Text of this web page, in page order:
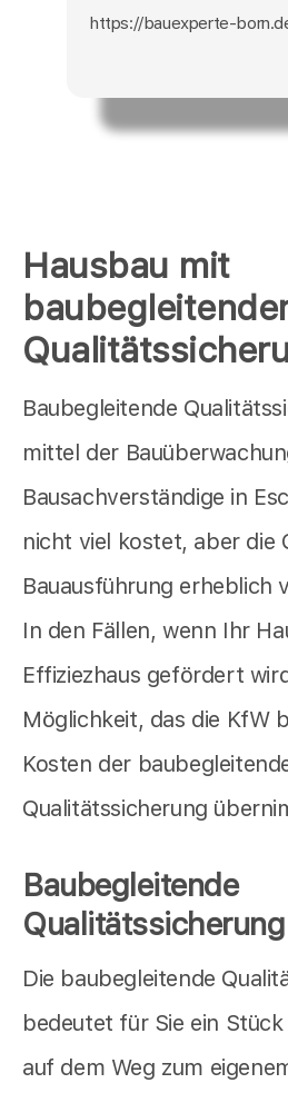
Hausbau mit
Baubegleitende
mittel der
Bausachverständige in
nicht viel kostet, aber die
Bauausführung erheblich
In den Fällen, wenn Ihr
Effiziezhaus gefördert
Möglichkeit, das die KfW
Kosten der
Qualitätssicherung
Baubegleitende
Qualitätssicherung
Die baubegleitende
bedeutet für Sie ein
auf dem Weg zum
https://bauexperte-